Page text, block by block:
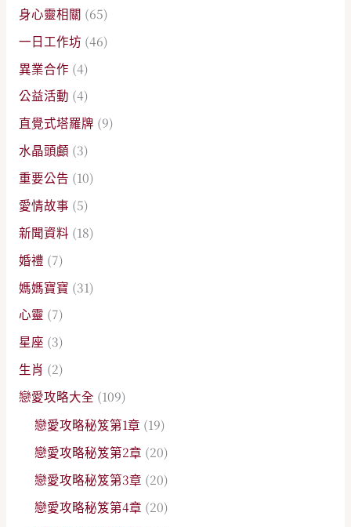
身心靈相關 (65)
一日工作坊 (46)
異業合作 (4)
公益活動 (4)
直覺式塔羅牌 (9)
水晶頭顱 (3)
重要公告 (10)
愛情故事 (5)
新聞資料 (18)
婚禮 (7)
媽媽寶寶 (31)
心靈 (7)
星座 (3)
生肖 (2)
戀愛攻略大全 (109)
戀愛攻略秘笈第1章 (19)
戀愛攻略秘笈第2章 (20)
戀愛攻略秘笈第3章 (20)
戀愛攻略秘笈第4章 (20)